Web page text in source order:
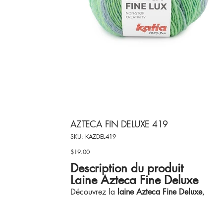
AZTECA FIN DELUXE 419
SKU: SKU
KAZDEL419
KAZDEL419
Price
$19.00
Description du produit
Laine Azteca Fine Deluxe
Découvrez la laine Azteca Fine Deluxe,